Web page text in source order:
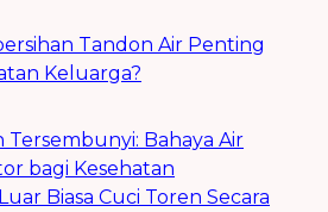
Tandon Air Penting
Keluarga?
Tersembunyi: Bahaya Air
bagi Kesehatan
Biasa Cuci Toren Secara